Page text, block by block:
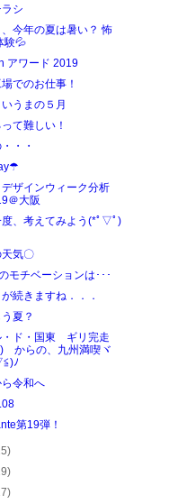
ラシ
今年の夏は暑い？ 怖
験💦
アワード 2019
でのお仕事！
うまの５月
て難しい！
・・
デザインウィーク分析
＠大阪
度、考えてみよう(*ﾟ▽ﾟ)
気〇
モチベーションは･･･
続きますね．．．
夏？
・ド・国東 ギリ完走
からの、九州満喫ヾ
ﾉ
令和へ
第19弾！